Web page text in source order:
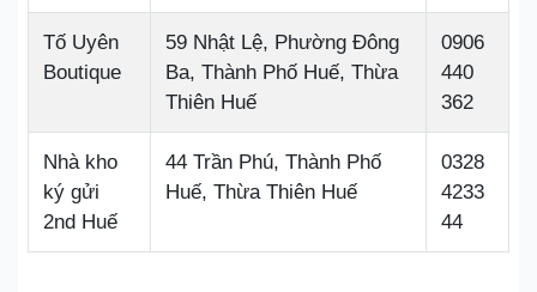
Tố Uyên
Boutique
59 Nhật Lệ, Phường Đông
Ba, Thành Phố Huế, Thừa
Thiên Huế
0906
440
362
Nhà kho
ký gửi
2nd Huế
44 Trần Phú, Thành Phố
Huế, Thừa Thiên Huế
0328
4233
44